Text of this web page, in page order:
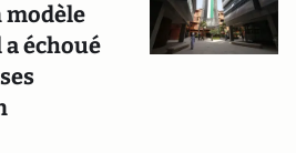
modèle
échoué